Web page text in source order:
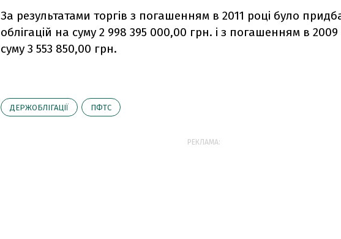
За результатами торгів з погашенням в 2011 році було
облігацій на суму 2 998 395 000,00 грн. і з погашенням в
суму 3 553 850,00 грн.
ДЕРЖОБЛІГАЦІЇ ПФТС
РЕКЛАМА: